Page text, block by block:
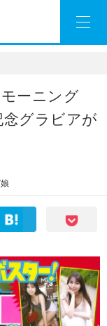
ーニング
念グラビアが